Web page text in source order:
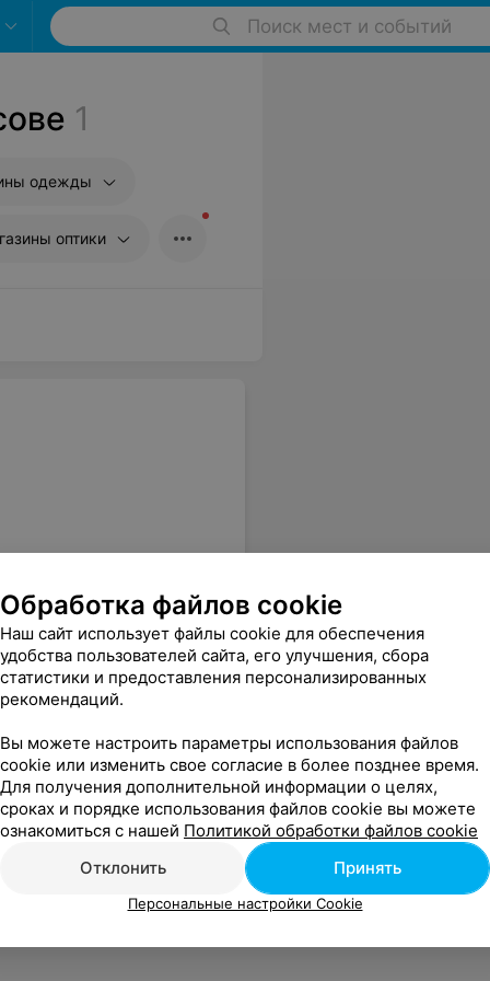
Поиск мест и событий
1
одежды
оптики
Обработка файлов cookie
Наш сайт использует файлы cookie для обеспечения
удобства пользователей сайта, его улучшения, сбора
статистики и предоставления персонализированных
рекомендаций.
Вы можете настроить параметры использования файлов
cookie или изменить свое согласие в более позднее время.
Для получения дополнительной информации о целях,
сроках и порядке использования файлов cookie вы можете
ознакомиться с нашей Политикой обработки файлов cookie
Отклонить
Принять
Персональные настройки Cookie